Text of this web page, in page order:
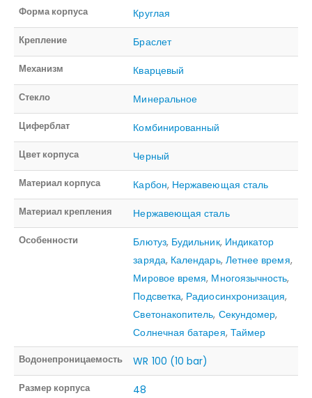
Форма корпуса Круглая
Крепление Браслет
Механизм Кварцевый
Стекло Минеральное
Циферблат Комбинированный
Цвет корпуса Черный
Материал корпуса Карбон, Нержавеющая сталь
Материал крепления Нержавеющая сталь
Особенности Блютуз, Будильник, Индикатор
заряда, Календарь, Летнее время,
Мировое время, Многоязычность,
Подсветка, Радиосинхронизация,
Светонакопитель, Секундомер,
Солнечная батарея, Таймер
Водонепроницаемость WR 100 (10 bar)
Размер корпуса 48